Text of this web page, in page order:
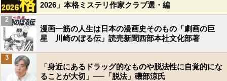
2026」本格ミステリ作家クラブ選・編
漫画一筋の人生は日本の漫画史そのもの「劇画の巨
星 川崎のぼる伝」読売新聞西部本社文化部著
2
「身近にあるドラッグ的なものや脱法性に自覚的にな
ることが大切」──「脱法」磯部涼氏
3